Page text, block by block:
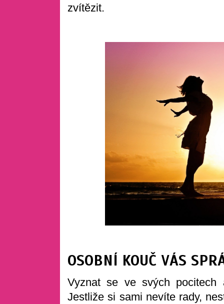
zvítězit.
OSOBNÍ KOUČ VÁS
Vyznat se ve svých pocitech
Jestliže si sami nevíte rady,